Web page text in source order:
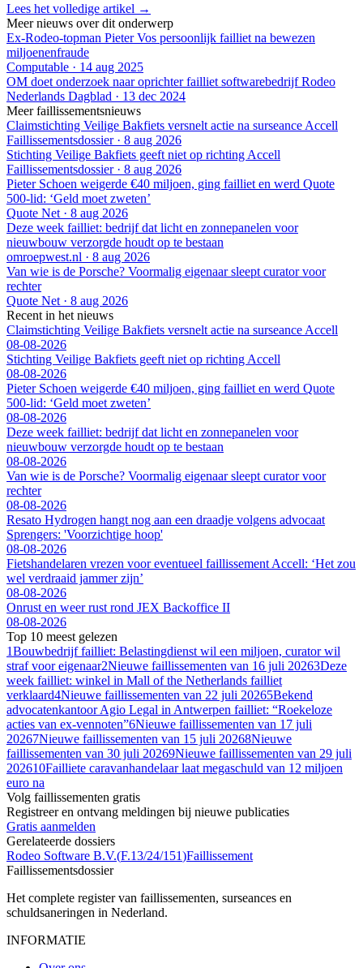
Lees het volledige artikel →
Meer nieuws over dit onderwerp
Ex-Rodeo-topman Pieter Vos persoonlijk failliet na bewezen
miljoenenfraude
Computable · 14 aug 2025
OM doet onderzoek naar oprichter failliet softwarebedrijf Rodeo
Nederlands Dagblad · 13 dec 2024
Meer faillissementsnieuws
Claimstichting Veilige Bakfiets versnelt actie na surseance Accell
Faillissementsdossier· 8 aug 2026
Stichting Veilige Bakfiets geeft niet op richting Accell
Faillissementsdossier· 8 aug 2026
Pieter Schoen weigerde €40 miljoen, ging failliet en werd Quote
500-lid: ‘Geld moet zweten’
Quote Net · 8 aug 2026
Deze week failliet: bedrijf dat licht en zonnepanelen voor
nieuwbouw verzorgde houdt op te bestaan
omroepwest.nl · 8 aug 2026
Van wie is de Porsche? Voormalig eigenaar sleept curator voor
rechter
Quote Net · 8 aug 2026
Recent in het nieuws
Claimstichting Veilige Bakfiets versnelt actie na surseance Accell
08-08-2026
Stichting Veilige Bakfiets geeft niet op richting Accell
08-08-2026
Pieter Schoen weigerde €40 miljoen, ging failliet en werd Quote
500-lid: ‘Geld moet zweten’
08-08-2026
Deze week failliet: bedrijf dat licht en zonnepanelen voor
nieuwbouw verzorgde houdt op te bestaan
08-08-2026
Van wie is de Porsche? Voormalig eigenaar sleept curator voor
rechter
08-08-2026
Resato Hydrogen hangt nog aan een draadje volgens advocaat
Sprengers: 'Voorzichtige hoop'
08-08-2026
Fietshandelaren vrezen voor eventueel faillissement Accell: ‘Het zou
wel verdraaid jammer zijn’
08-08-2026
Onrust en weer rust rond JEX Backoffice II
08-08-2026
Top 10 meest gelezen
1Bouwbedrijf failliet: Belastingdienst wil een miljoen, curator wil
straf voor eigenaar2Nieuwe faillissementen van 16 juli 20263Deze
week failliet: winkel in Mall of the Netherlands failliet
verklaard4Nieuwe faillissementen van 22 juli 20265Bekend
advocatenkantoor Agio Legal in Antwerpen failliet: “Roekeloze
acties van ex-vennoten”6Nieuwe faillissementen van 17 juli
20267Nieuwe faillissementen van 15 juli 20268Nieuwe
faillissementen van 30 juli 20269Nieuwe faillissementen van 29 juli
202610Failliete caravanhan­de­laar laat megaschuld van 12 miljoen
euro na
Volg faillissementen gratis
Registreer en ontvang meldingen bij nieuwe publicaties
Gratis aanmelden
Gerelateerde dossiers
Rodeo Software B.V.(F.13/24/151)Faillissement
Faillissementsdossier
Het complete register van faillissementen, surseances en
schuldsaneringen in Nederland.
INFORMATIE